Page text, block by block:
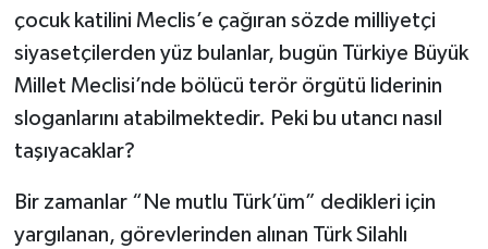
çocuk katilini Meclis’e çağıran sözde milliyetçi
siyasetçilerden yüz bulanlar, bugün Türkiye Büyük
Millet Meclisi’nde bölücü terör örgütü liderinin
sloganlarını atabilmektedir. Peki bu utancı nasıl
taşıyacaklar?
Bir zamanlar “Ne mutlu Türk’üm” dedikleri için
yargılanan, görevlerinden alınan Türk Silahlı